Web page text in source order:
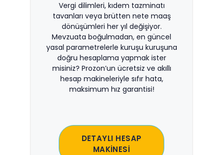
Vergi dilimleri, kıdem tazminatı
tavanları veya brütten nete maaş
dönüşümleri her yıl değişiyor.
Mevzuata boğulmadan, en güncel
yasal parametrelerle kuruşu kuruşuna
doğru hesaplama yapmak ister
misiniz? Prozon’un ücretsiz ve akıllı
hesap makineleriyle sıfır hata,
maksimum hız garantisi!
DETAYLI HESAP
MAKİNESİ